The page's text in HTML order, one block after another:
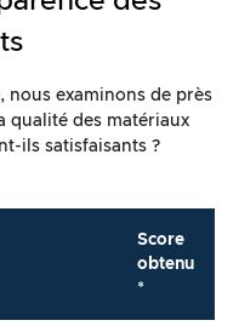
nous examinons de près
qualité des matériaux
ils satisfaisants ?
Score
obtenu
*